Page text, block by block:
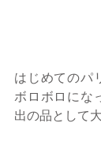
はじめてのパ
ボロボロにな
出の品として